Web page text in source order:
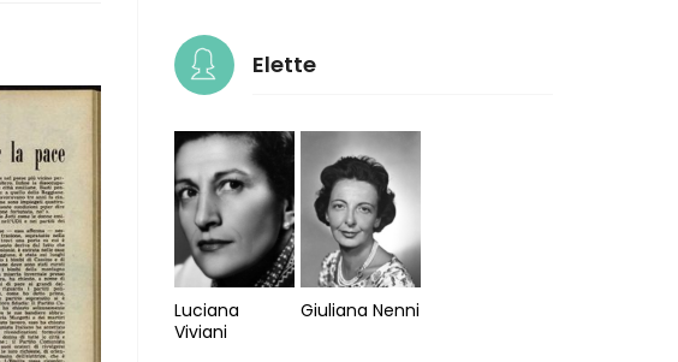
Elette
Luciana
Viviani
Giuliana Nenni